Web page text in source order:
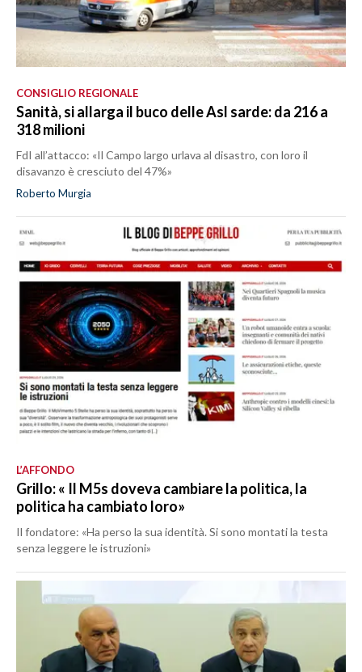
CONSIGLIO REGIONALE
Sanità, si allarga il buco delle Asl sarde: da 216 a
318 milioni
FdI all’attacco: «Il Campo largo urlava al disastro, con loro il
disavanzo è cresciuto del 47%»
Roberto Murgia
L’AFFONDO
Grillo: « Il M5s doveva cambiare la politica, la
politica ha cambiato loro»
Il fondatore: «Ha perso la sua identità. Si sono montati la testa
senza leggere le istruzioni»